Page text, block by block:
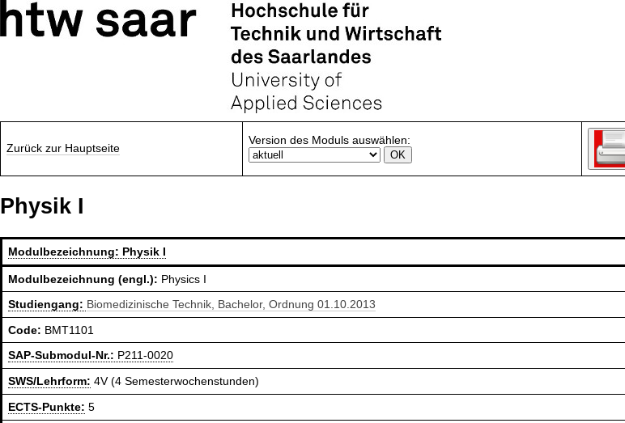
Zurück zur Hauptseite
Version des Moduls auswählen:
Physik I
Modulbezeichnung: Physik I
Modulbezeichnung (engl.): Physics I
Studiengang: Biomedizinische Technik, Bachelor, Ordnung 01.10.2013
Code: BMT1101
SAP-Submodul-Nr.: P211-0020
SWS/Lehrform: 4V (4 Semesterwochenstunden)
ECTS-Punkte: 5